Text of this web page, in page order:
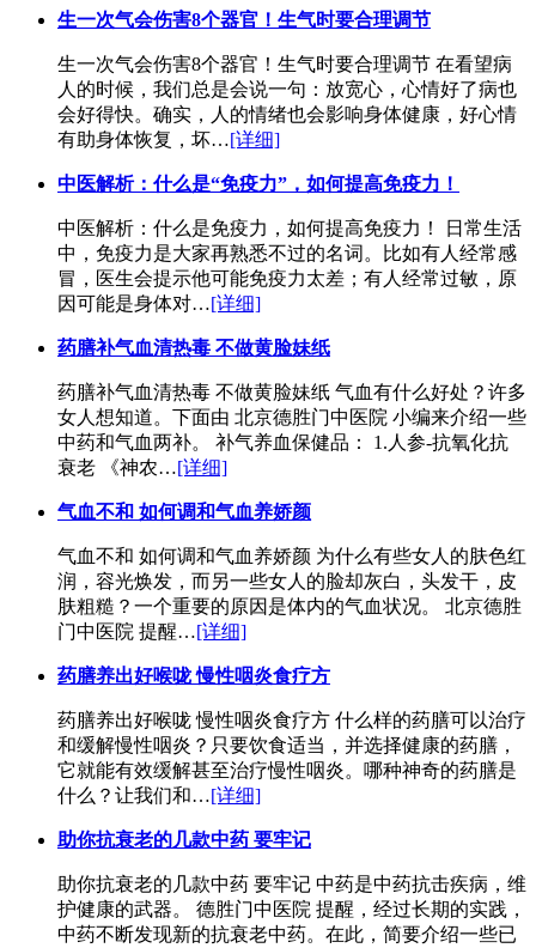
生一次气会伤害8个器官！生气时要合理调节
生一次气会伤害8个器官！生气时要合理调节 在看望病
人的时候，我们总是会说一句：放宽心，心情好了病也
会好得快。确实，人的情绪也会影响身体健康，好心情
有助身体恢复，坏…[详细]
中医解析：什么是“免疫力”，如何提高免疫力！
中医解析：什么是免疫力，如何提高免疫力！ 日常生活
中，免疫力是大家再熟悉不过的名词。比如有人经常感
冒，医生会提示他可能免疫力太差；有人经常过敏，原
因可能是身体对…[详细]
药膳补气血清热毒 不做黄脸妹纸
药膳补气血清热毒 不做黄脸妹纸 气血有什么好处？许多
女人想知道。下面由 北京德胜门中医院 小编来介绍一些
中药和气血两补。 补气养血保健品： 1.人参-抗氧化抗
衰老 《神农…[详细]
气血不和 如何调和气血养娇颜
气血不和 如何调和气血养娇颜 为什么有些女人的肤色红
润，容光焕发，而另一些女人的脸却灰白，头发干，皮
肤粗糙？一个重要的原因是体内的气血状况。 北京德胜
门中医院 提醒…[详细]
药膳养出好喉咙 慢性咽炎食疗方
药膳养出好喉咙 慢性咽炎食疗方 什么样的药膳可以治疗
和缓解慢性咽炎？只要饮食适当，并选择健康的药膳，
它就能有效缓解甚至治疗慢性咽炎。哪种神奇的药膳是
什么？让我们和…[详细]
助你抗衰老的几款中药 要牢记
助你抗衰老的几款中药 要牢记 中药是中药抗击疾病，维
护健康的武器。 德胜门中医院 提醒，经过长期的实践，
中药不断发现新的抗衰老中药。在此，简要介绍一些已